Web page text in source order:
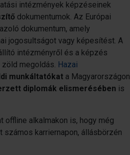
intézmények képzéseinek
dokumentumok. Az Európai
dokumentum, amely
jogosultságot vagy képesítést. A
intézményről és a képzés
zöld megoldás. Hazai
munkáltatókat a Magyarországon
diplomák elismerésében is
offline alkalmakon is, hogy még
számos karriernapon, állásbörzén